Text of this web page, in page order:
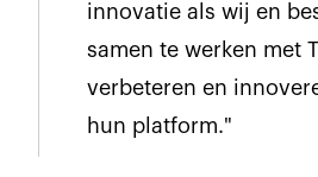
innovatie als wij en
samen te werken met
verbeteren en
hun platform."